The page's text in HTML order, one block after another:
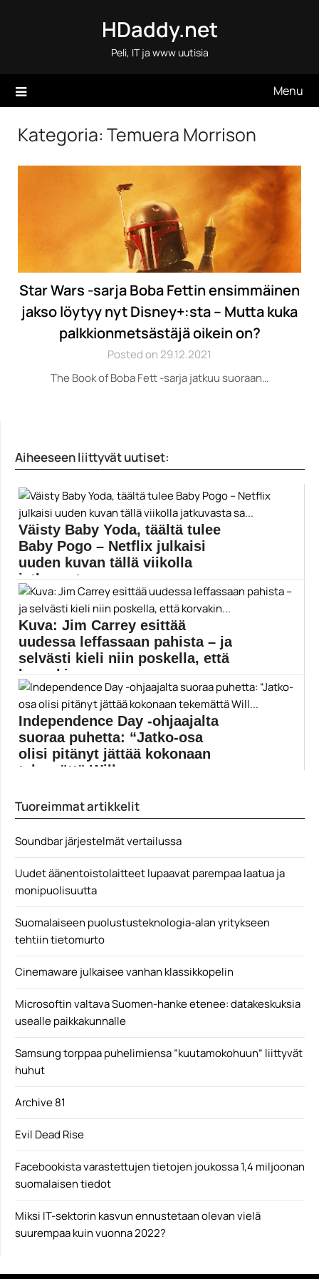
HDaddy.net
Peli, IT ja www uutisia
Menu
Kategoria: Temuera Morrison
Star Wars -sarja Boba Fettin ensimmäinen
jakso löytyy nyt Disney+:sta – Mutta kuka
palkkionmetsästäjä oikein on?
Posted on 29.12.2021
The Book of Boba Fett -sarja jatkuu suoraan…
Aiheeseen liittyvät uutiset:
Väisty Baby Yoda, täältä tulee
Baby Pogo – Netflix julkaisi
uuden kuvan tällä viikolla
jatkuvasta sa...
Netflix-sarja The Umbrella Academy jatkuu toisen
tuotantokauden myötä...
Elokuvat
Kuva: Jim Carrey esittää
uudessa leffassaan pahista – ja
selvästi kieli niin poskella, että
korvakin...
Segan legendaarisesta Sonic-siilistä on tehty hahmon
iästä huolimatta...
elokuvajulisteet
Independence Day -ohjaajalta
suoraa puhetta: “Jatko-osa
olisi pitänyt jättää kokonaan
tekemättä Will...
vääntämisen jälkeen jatko-osan...
Tuoreimmat artikkelit
Soundbar järjestelmät vertailussa
Uudet äänentoistolaitteet lupaavat parempaa laatua ja
monipuolisuutta
Suomalaiseen puolustusteknologia-alan yritykseen
tehtiin tietomurto
Cinemaware julkaisee vanhan klassikkopelin
Microsoftin valtava Suomen-hanke etenee: datakeskuksia
usealle paikkakunnalle
Samsung torppaa puhelimiensa ”kuutamokohuun” liittyvät
huhut
Archive 81
Evil Dead Rise
Facebookista varastettujen tietojen joukossa 1,4 miljoonan
suomalaisen tiedot
Miksi IT-sektorin kasvun ennustetaan olevan vielä
suurempaa kuin vuonna 2022?